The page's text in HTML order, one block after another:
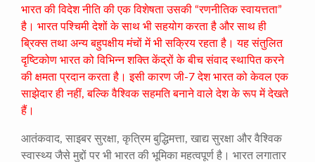
भारत की विदेश नीति की एक विशेषता उसकी “रणनीतिक स्वायत्तता”
है। भारत पश्चिमी देशों के साथ भी सहयोग करता है और साथ ही
ब्रिक्स तथा अन्य बहुपक्षीय मंचों में भी सक्रिय रहता है। यह संतुलित
दृष्टिकोण भारत को विभिन्न शक्ति केंद्रों के बीच संवाद स्थापित करने
की क्षमता प्रदान करता है। इसी कारण जी-7 देश भारत को केवल एक
साझेदार ही नहीं, बल्कि वैश्विक सहमति बनाने वाले देश के रूप में देखते
हैं।
आतंकवाद, साइबर सुरक्षा, कृत्रिम बुद्धिमत्ता, खाद्य सुरक्षा और वैश्विक
स्वास्थ्य जैसे मुद्दों पर भी भारत की भूमिका महत्वपूर्ण है। भारत लगातार